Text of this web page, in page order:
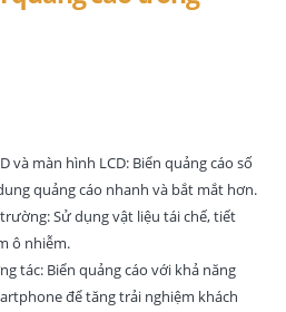
và màn hình LCD: Biển quảng cáo số
quảng cáo nhanh và bắt mắt hơn.
Sử dụng vật liệu tái chế, tiết
ô nhiễm.
tác: Biển quảng cáo với khả năng
để tăng trải nghiệm khách